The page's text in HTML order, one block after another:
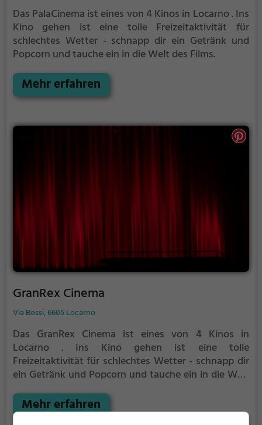
Das PalaCinema ist eines von 4 Kinos in Locarno .Ins
Kino gehen ist eine tolle Freizeitaktivität für
schlechtes Wetter - schnapp dir ein Getränk und
Popcorn und tauche ein in die Welt des Films.
Mehr erfahren
GranRex Cinema
Via Bossi, 6605 Locarno
Das GranRex Cinema ist eines von 4 Kinos in
Locarno . Ins Kino gehen ist eine tolle
Freizeitaktivität für schlechtes Wetter - schnapp dir
ein Getränk und Popcorn und tauche ein in die Welt
Mehr erfahren